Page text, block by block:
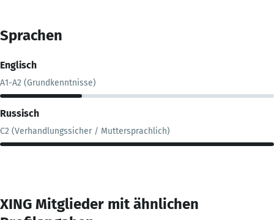
Sprachen
Englisch
A1-A2 (Grundkenntnisse)
Russisch
C2 (Verhandlungssicher / Muttersprachlich)
XING Mitglieder mit ähnlichen